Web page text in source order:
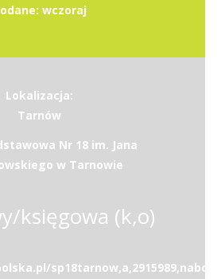
wczoraj
Lokalizacja:
Tarnów
Nr 18 im. Jana
w Tarnowie
księgowa (k,o)
sp18tarnow,a,2915989,nabor-